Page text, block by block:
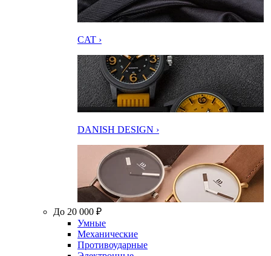
CAT ›
DANISH DESIGN ›
До 20 000 ₽
Умные
Механические
Противоударные